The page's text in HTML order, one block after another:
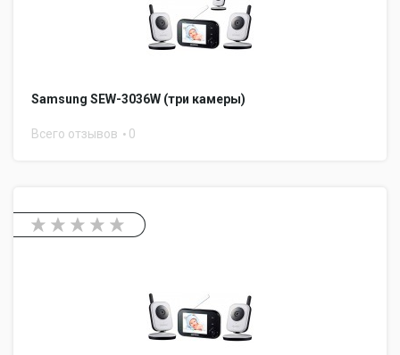
Samsung SEW-3036W (три камеры)
Всего отзывов 0